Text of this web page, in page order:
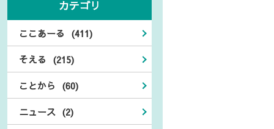
カテゴリ
ここあーる (411)
そえる (215)
ことから (60)
ニュース (2)